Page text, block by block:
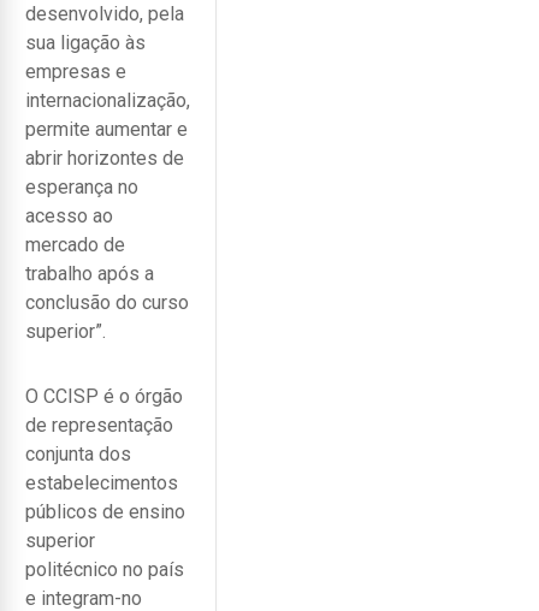
desenvolvido, pela
sua ligação às
empresas e
internacionalização,
permite aumentar e
abrir horizontes de
esperança no
acesso ao
mercado de
trabalho após a
conclusão do curso
superior”.
O CCISP é o órgão
de representação
conjunta dos
estabelecimentos
públicos de ensino
superior
politécnico no país
e integram-no